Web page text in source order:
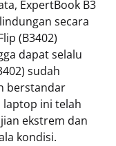
ExpertBook B3
secara
(B3402)
dapat selalu
sudah
berstandar
laptop ini telah
ekstrem dan
kondisi.